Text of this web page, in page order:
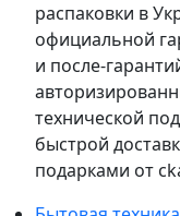
распаковки в
официальной
и после-
технической
быстрой
подарками от